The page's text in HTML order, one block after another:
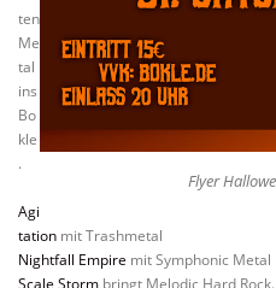
Flyer
ten
Me
tal
ins
Bo
kle
.
Agi
tation mit Trashmetal
Nightfall Empire mit Symphonic Metal
Scale Storm bringt Melodic Hard Rock.